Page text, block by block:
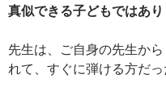
真似できる子どもではあり
先生は、ご自身の先生か
れて、すぐに弾ける方だっ